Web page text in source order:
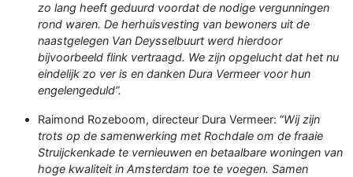
zo lang heeft geduurd voordat de nodige vergunningen
rond waren. De herhuisvesting van bewoners uit de
naastgelegen Van Deysselbuurt werd hierdoor
bijvoorbeeld flink vertraagd. We zijn opgelucht dat het nu
eindelijk zo ver is en danken Dura Vermeer voor hun
engelengeduld”.
Raimond Rozeboom, directeur Dura Vermeer: “Wij zijn
trots op de samenwerking met Rochdale om de fraaie
Struijckenkade te vernieuwen en betaalbare woningen van
hoge kwaliteit in Amsterdam toe te voegen. Samen